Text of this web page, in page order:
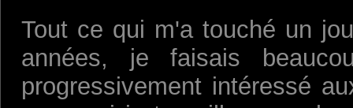
Tout ce qui m'a touché un
années, je faisais
progressivement intéressé